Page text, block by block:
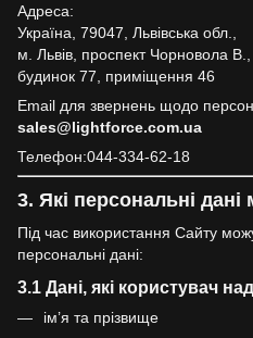
Адреса:
Україна, 79047, Львівська обл.,
м. Львів, проспект Чорновола В.,
будинок 77, приміщення 46
Email для звернень щодо
sales@lightforce.com.ua
Телефон:044-334-62-18
3. Які персональні
Під час використання Сайту
персональні дані:
3.1 Дані, які користувач
ім’я та прізвище